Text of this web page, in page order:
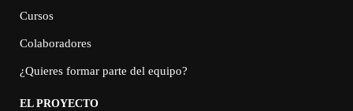
Cursos
Colaboradores
¿Quieres formar parte del equipo?
EL PROYECTO